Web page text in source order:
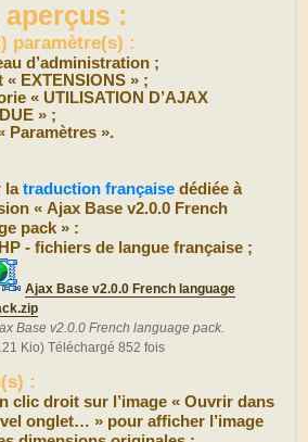
:
paramètre(s) :
d’administration ;
« EXTENSIONS » ;
« UTILISATION D’AJAX
» ;
Paramètres ».
latraduction française dédiée à
« Ajax Base v2.0.0 French
pack » :
- fichiers de langue française ;
Ajax Base v2.0.0 French language
Base v2.0.0 French language pack.
Kio) Téléchargé 852 fois
:
clic droit sur l’image « Ouvrir dans
onglet… » pour afficher l’image